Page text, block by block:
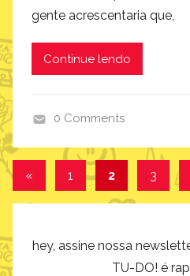
gente acrescentaria que,
Continue lendo
r
o
d
t
0 Comments
Navegação
por
« 1 2 3
hey, assine nossa
TU-DO! é